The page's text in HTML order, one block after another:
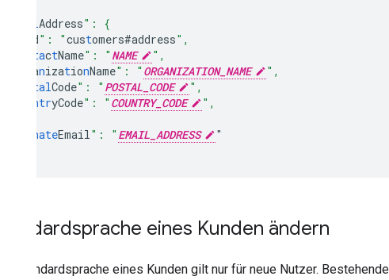
talAddress": {
d": "customers#address",
ntactName": " NAME
",
organizationName": " ORGANIZATION_NAME
",
talCode": " POSTAL_CODE
",
ntryCode": " COUNTRY_CODE
",
ternateEmail": " EMAIL_ADDRESS
Standardsprache eines Kunden ändern
Die Standardsprache eines Kunden gilt nur für neue Nutzer.